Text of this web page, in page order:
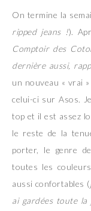
On termine la
ripped jeans !).
Comptoir des
dernière aussi,
un nouveau « vrai
celui-ci sur Asos.
top et il est assez
le reste de la
porter, le genre
toutes les
aussi confortables (
ai gardées toute la